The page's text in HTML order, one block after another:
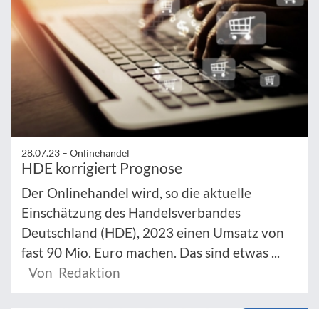
28.07.23 – Onlinehandel
HDE korrigiert Prognose
Der Onlinehandel wird, so die aktuelle
Einschätzung des Handelsverbandes
Deutschland (HDE), 2023 einen Umsatz von
fast 90 Mio. Euro machen. Das sind etwas ...
Von Redaktion